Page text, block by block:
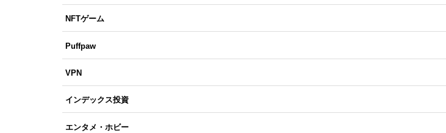
NFTゲーム
Puffpaw
VPN
インデックス投資
エンタメ・ホビー